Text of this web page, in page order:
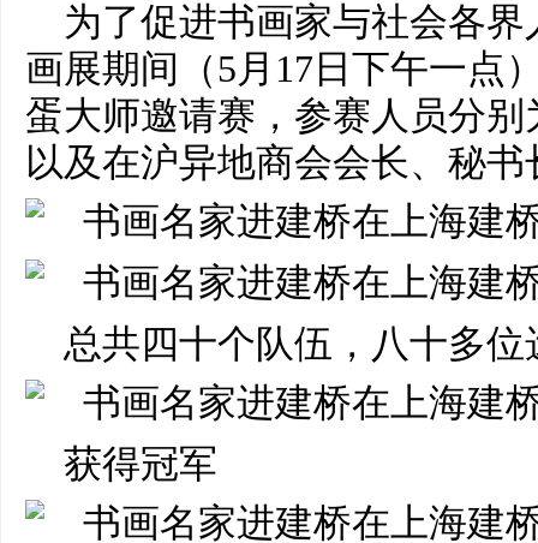
为了促进书画家与社会各
画展期间（5月17日下午一点
蛋大师邀请赛，参赛人员分
以及在沪异地商会会长、秘
总共四十个队伍，八十多
获得冠军